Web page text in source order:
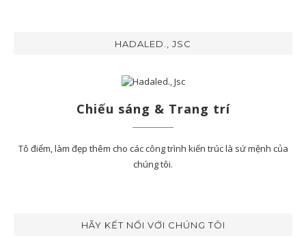
HADALED., JSC
Chiếu sáng & Trang trí
Tô điểm, làm đẹp thêm cho các công trình kiến trúc là sứ mệnh của
chúng tôi.
HÃY KẾT NỐI VỚI CHÚNG TÔI